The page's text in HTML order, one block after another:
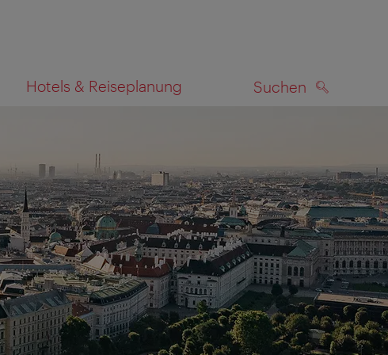
Hotels & Reiseplanung Suchen